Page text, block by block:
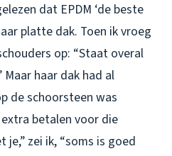
dat EPDM ‘de beste
platte dak. Toen ik vroeg
op: “Staat overal
haar dak had al
de schoorsteen was
betalen voor die
je,” zei ik, “soms is goed